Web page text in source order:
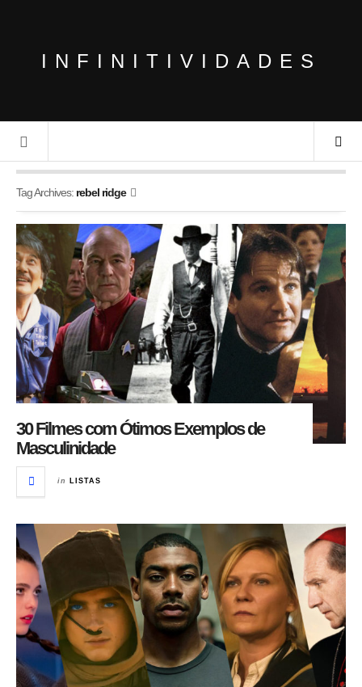
INFINITIVIDADES
Tag Archives: rebel ridge
30 Filmes com Ótimos Exemplos de
Masculinidade
in LISTAS